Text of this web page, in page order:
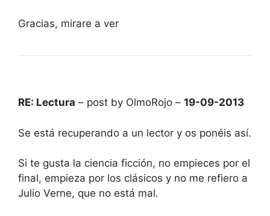
Gracias, mirare a ver
RE: Lectura – post by OlmoRojo – 19-09-2013
Se está recuperando a un lector y os ponéis así.
Si te gusta la ciencia ficción, no empieces por el
final, empieza por los clásicos y no me refiero a
Julio Verne, que no está mal.